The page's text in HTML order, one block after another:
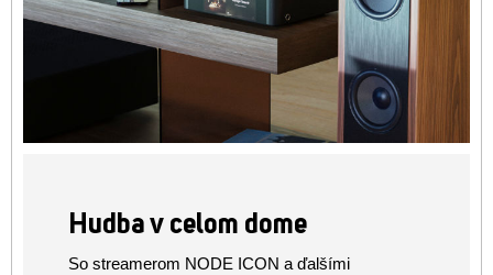
Hudba v celom dome
So streamerom NODE ICON a ďalšími